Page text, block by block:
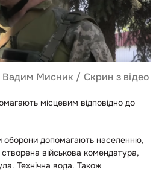
Вадим Мисник / Скрин з відео
місцевим відповідно до
оборони допомагають населенню,
військова комендатура,
Технічна вода. Також